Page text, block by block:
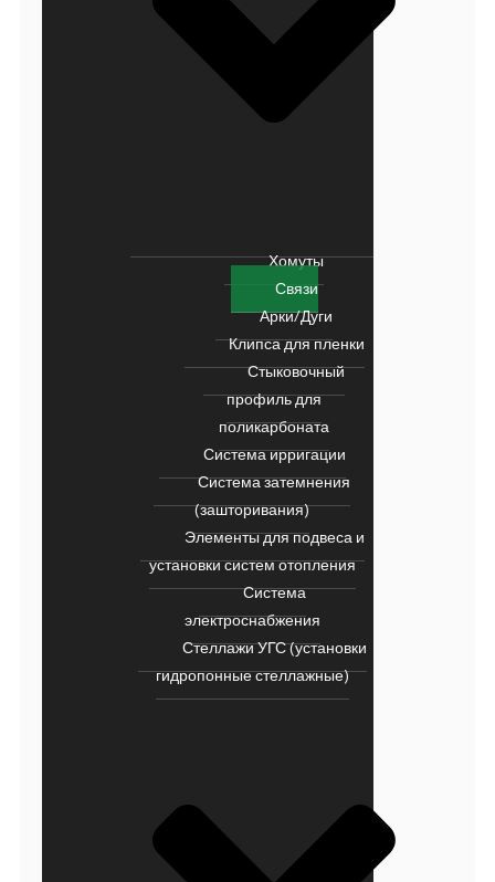
Хомуты
Связи
Арки/Дуги
Клипса для пленки
Стыковочный
профиль для
поликарбоната
Система ирригации
Система затемнения
(зашторивания)
Элементы для подвеса и
установки систем отопления
Система
электроснабжения
Стеллажи УГС (установки
гидропонные стеллажные)